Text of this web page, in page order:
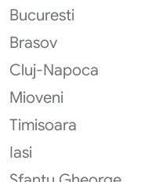
Bucuresti
Brasov
Cluj-Napoca
Mioveni
Timisoara
Iasi